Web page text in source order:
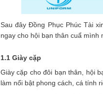
Sau đây Đồng Phục Phúc Tài
ngay cho hội bạn thân cuẩ mình
1.1 Giày cặp
Giày cặp cho đôi bạn thân, hội
làm nổi bật phong cách, cá tính